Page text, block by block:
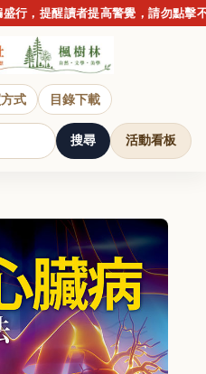
，提醒讀者提高警覺，請勿點擊不
式 目錄下載
搜尋 活動看板